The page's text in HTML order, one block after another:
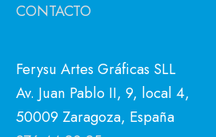
CONTACTO
Ferysu Artes Gráficas SLL
Av. Juan Pablo II, 9, local 4,
50009 Zaragoza, España